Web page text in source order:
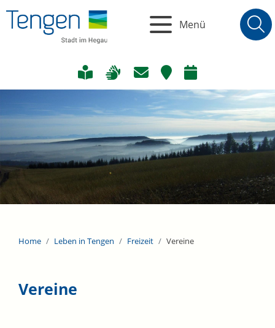
Menü
Home Leben in Tengen Freizeit Vereine
Vereine